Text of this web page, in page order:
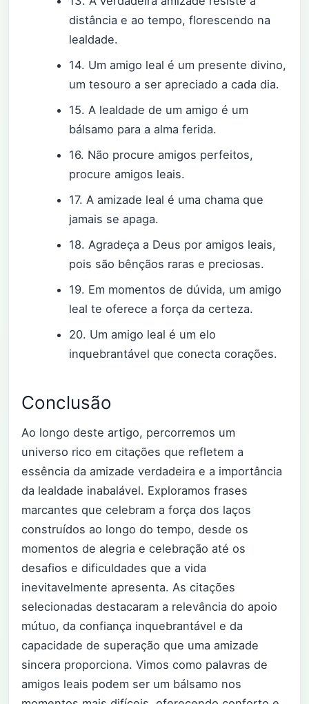
distância e ao tempo, florescendo na
lealdade.
14. Um amigo leal é um presente divino,
um tesouro a ser apreciado a cada dia.
15. A lealdade de um amigo é um
bálsamo para a alma ferida.
16. Não procure amigos perfeitos,
procure amigos leais.
17. A amizade leal é uma chama que
jamais se apaga.
18. Agradeça a Deus por amigos leais,
pois são bênçãos raras e preciosas.
19. Em momentos de dúvida, um amigo
leal te oferece a força da certeza.
20. Um amigo leal é um elo
inquebrantável que conecta corações.
Conclusão
Ao longo deste artigo, percorremos um
universo rico em citações que refletem a
essência da amizade verdadeira e a importância
da lealdade inabalável. Exploramos frases
marcantes que celebram a força dos laços
construídos ao longo do tempo, desde os
momentos de alegria e celebração até os
desafios e dificuldades que a vida
inevitavelmente apresenta. As citações
selecionadas destacaram a relevância do apoio
mútuo, da confiança inquebrantável e da
capacidade de superação que uma amizade
sincera proporciona. Vimos como palavras de
amigos leais podem ser um bálsamo nos